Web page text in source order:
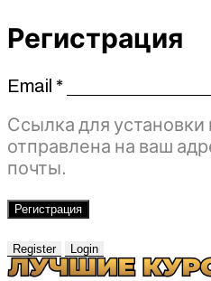
Регистрация
Email *Обязательно
Ссылка для установки
отправлена ​​на ваш
почты.
Регистрация
Register Login